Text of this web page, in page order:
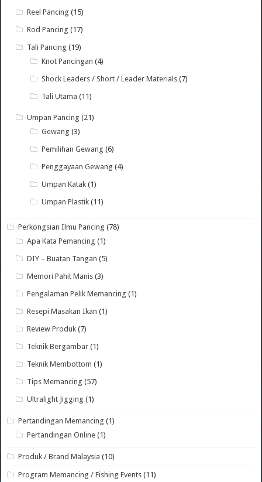
Reel Pancing (15)
Rod Pancing (17)
Tali Pancing (19)
Knot Pancingan (4)
Shock Leaders / Short / Leader Materials (7)
Tali Utama (11)
Umpan Pancing (21)
Gewang (3)
Pemilihan Gewang (6)
Penggayaan Gewang (4)
Umpan Katak (1)
Umpan Plastik (11)
Perkongsian Ilmu Pancing (78)
Apa Kata Pemancing (1)
DIY – Buatan Tangan (5)
Memori Pahit Manis (3)
Pengalaman Pelik Memancing (1)
Resepi Masakan Ikan (1)
Review Produk (7)
Teknik Bergambar (1)
Teknik Membottom (1)
Tips Memancing (57)
Ultralight Jigging (1)
Pertandingan Memancing (1)
Pertandingan Online (1)
Produk / Brand Malaysia (10)
Program Memancing / Fishing Events (11)